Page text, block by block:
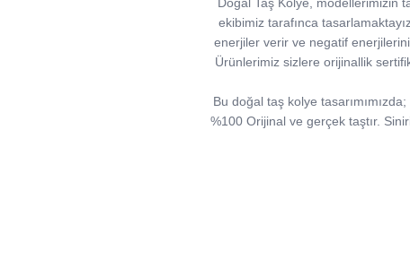
Doğal Taş Kolye, modellerimizin
ekibimiz tarafınca
enerjiler verir ve negatif
Ürünlerimiz sizlere orijinallik
Bu doğal taş kolye
%100 Orijinal ve gerçek taştır.